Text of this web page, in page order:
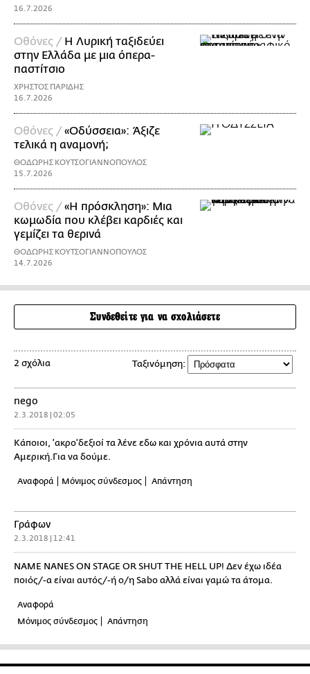
16.7.2026
Οθόνες / Η Λυρική ταξιδεύει
στην Ελλάδα με μια όπερα-
παστίτσιο
ΧΡΗΣΤΟΣ ΠΑΡΙΔΗΣ
16.7.2026
Οθόνες /«Οδύσσεια»: Άξιζε
τελικά η αναμονή;
ΘΟΔΩΡΗΣ ΚΟΥΤΣΟΓΙΑΝΝΟΠΟΥΛΟΣ
15.7.2026
Οθόνες /«Η πρόσκληση»: Μια
κωμωδία που κλέβει καρδιές και
γεμίζει τα θερινά
ΘΟΔΩΡΗΣ ΚΟΥΤΣΟΓΙΑΝΝΟΠΟΥΛΟΣ
14.7.2026
Συνδεθείτε για να σχολιάσετε
2 σχόλια Ταξινόμηση:
nego
2.3.2018 | 02:05
Κάποιοι, 'ακρο'δεξιοί τα λένε εδω και χρόνια αυτά στην
Αμερική.Για να δούμε.
Αναφορά Μόνιμος σύνδεσμος Απάντηση
Γράφων
2.3.2018 | 12:41
NAME NANES ON STAGE OR SHUT THE HELL UP! Δεν έχω ιδέα
ποιός/-α είναι αυτός/-ή ο/η Sabo αλλά είναι γαμώ τα άτομα.
Αναφορά
Μόνιμος σύνδεσμος
Απάντηση